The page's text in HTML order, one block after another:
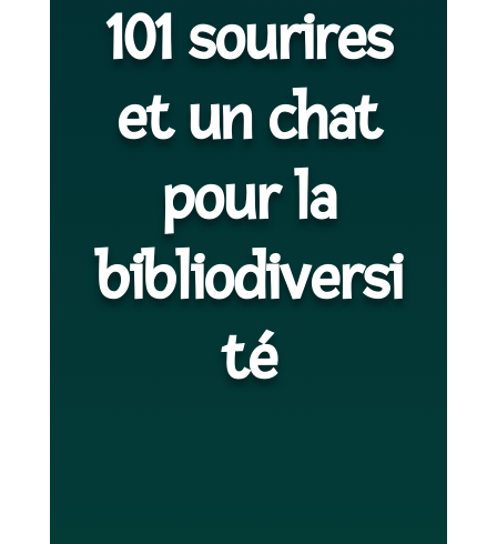
101 sourires
et un chat
pour la
bibliodiversi
té